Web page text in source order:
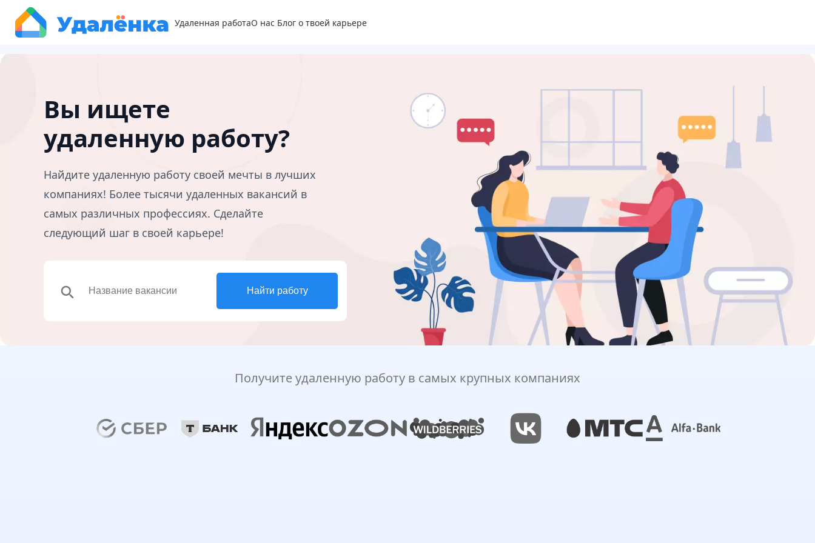
Удаленная работаО нас Блог о твоей карьере
Вы ищете
удаленную работу?
Найдите удаленную работу своей мечты в лучших
компаниях! Более тысячи удаленных вакансий в
самых различных профессиях. Сделайте
следующий шаг в своей карьере!
search Найти работу
Получите удаленную работу в самых крупных компаниях